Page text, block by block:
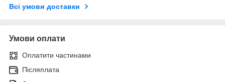
Всі умови доставки
Умови оплати
Оплатити частинами
Післяплата